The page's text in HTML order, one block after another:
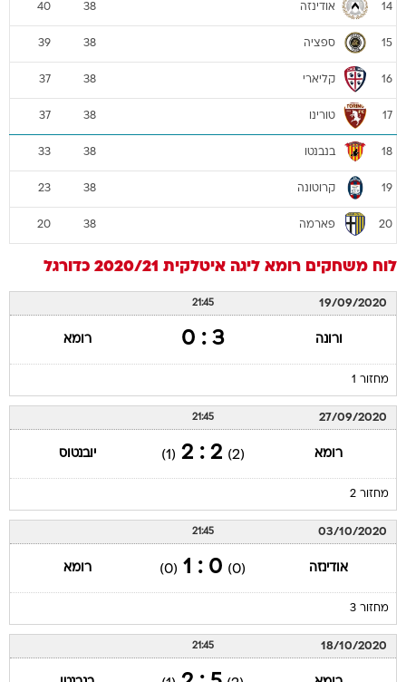
14 אודינזה 38
40
15 ספציה 38
39
16 קליארי 38
37
17 טורינו 38
37
18 בנבנטו 38
33
19 קרוטונה 38
23
20 פארמה 38
20
לוח משחקים רומא ליגה איטלקית 2020/21 כדורגל
19/09/2020
21:45
ורונה 3 : 0 רומא
מחזור 1
27/09/2020
21:45
רומא (2)
2 : 2
(1) יובנטוס
מחזור 2
03/10/2020
21:45
אודינזה (0)
0 : 1
(0) רומא
מחזור 3
18/10/2020
21:45